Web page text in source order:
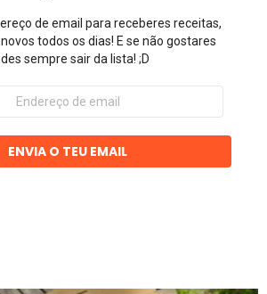
de email para receberes receitas,
todos os dias! E se não gostares
sempre sair da lista! ;D
ENVIA O TEU EMAIL